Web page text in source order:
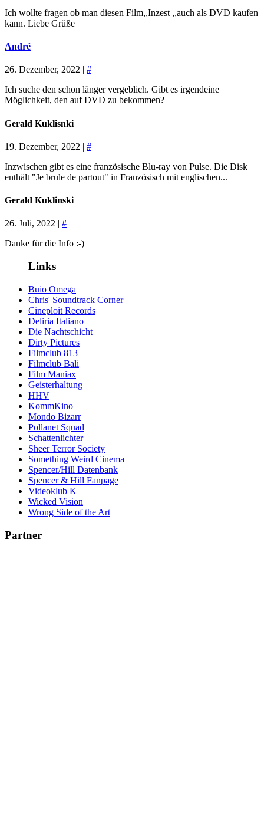
Ich wollte fragen ob man diesen Film,,Inzest ,,auch als DVD kaufen
kann. Liebe Grüße
André
26. Dezember, 2022 | #
Ich suche den schon länger vergeblich. Gibt es irgendeine
Möglichkeit, den auf DVD zu bekommen?
Gerald Kuklisnki
19. Dezember, 2022 | #
Inzwischen gibt es eine französische Blu-ray von Pulse. Die Disk
enthält "Je brule de partout" in Französisch mit englischen...
Gerald Kuklinski
26. Juli, 2022 | #
Danke für die Info :-)
Links
Buio Omega
Chris' Soundtrack Corner
Cineploit Records
Deliria Italiano
Die Nachtschicht
Dirty Pictures
Filmclub 813
Filmclub Bali
Film Maniax
Geisterhaltung
HHV
KommKino
Mondo Bizarr
Pollanet Squad
Schattenlichter
Sheer Terror Society
Something Weird Cinema
Spencer/Hill Datenbank
Spencer & Hill Fanpage
Videoklub K
Wicked Vision
Wrong Side of the Art
Partner